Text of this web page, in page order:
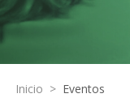
Inicio > Eventos